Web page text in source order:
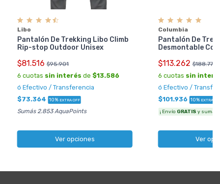
Libo
Pantalón De Trekking Libo Climb
Rip-stop Outdoor Unisex
$81.516 $95.901
6 cuotas sin interés de $13.586
ó Efectivo / Transferencia
$73.364 10% EXTRA OFF
Sumás 2.853 AquaPoints
Ver opciones
Columbia
Pantalón De
Desmontable
$113.262 $188.770
6 cuotas sin
ó Efectivo /
$101.936 10% EXTRA
¡ Envío GRATIS y sumás
Ver